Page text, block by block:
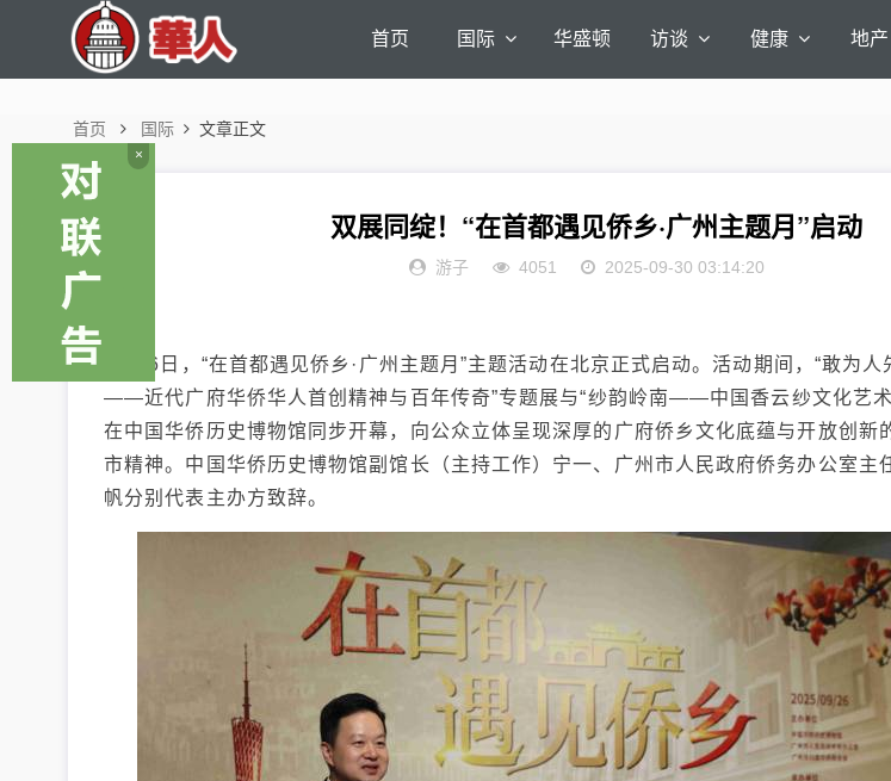
首页 国际 华盛顿 访谈 健康 地产
首页 国际 文章正文
双展同绽！“在首都遇见侨乡·广州主题月”启动
游子 4051 2025-09-30 03:14:20
9月26日，“在首都遇见侨乡·广州主题月”主题活动在北京正式启动。活动期间，“敢为人
——近代广府华侨华人首创精神与百年传奇”专题展与“纱韵岭南——中国香云纱文化艺术
在中国华侨历史博物馆同步开幕，向公众立体呈现深厚的广府侨乡文化底蕴与开放创新
市精神。中国华侨历史博物馆副馆长（主持工作）宁一、广州市人民政府侨务办公室主
帆分别代表主办方致辞。
×